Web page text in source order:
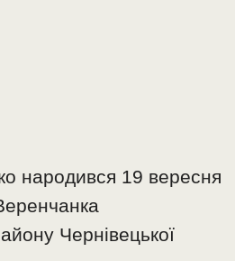
народився 19 вересня
Чернівецької